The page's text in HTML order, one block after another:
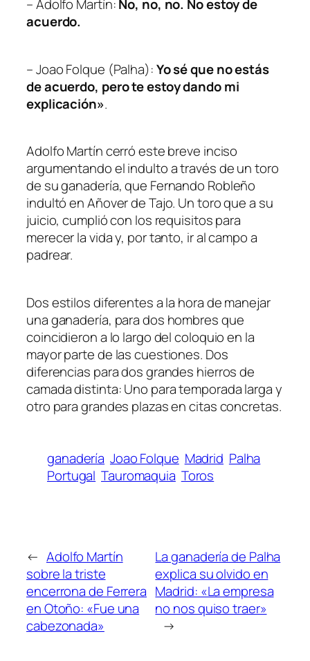
– Adolfo Martín:No, no, no. No estoy de
acuerdo.
– Joao Folque (Palha):Yo sé que no estás
de acuerdo, pero te estoy dando mi
explicación».
Adolfo Martín cerró este breve inciso
argumentando el indulto a través de un toro
de su ganadería, que Fernando Robleño
indultó en Añover de Tajo. Un toro que a su
juicio, cumplió con los requisitos para
merecer la vida y, por tanto, ir al campo a
padrear.
Dos estilos diferentes a la hora de manejar
una ganadería, para dos hombres que
coincidieron a lo largo del coloquio en la
mayor parte de las cuestiones. Dos
diferencias para dos grandes hierros de
camada distinta: Uno para temporada larga y
otro para grandes plazas en citas concretas.
ganadería Joao Folque Madrid Palha
Portugal Tauromaquia Toros
← Adolfo Martín
sobre la triste
encerrona de Ferrera
en Otoño: «Fue una
cabezonada»
La ganadería de Palha
explica su olvido en
Madrid: «La empresa
no nos quiso traer»
→